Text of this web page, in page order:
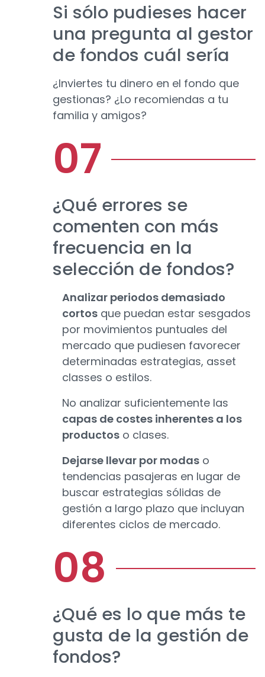
Si sólo pudieses hacer
una pregunta al gestor
de fondos cuál sería
¿Inviertes tu dinero en el fondo que
gestionas? ¿Lo recomiendas a tu
familia y amigos?
¿Qué errores se
comenten con más
frecuencia en la
selección de fondos?
Analizar periodos demasiado
cortos que puedan estar sesgados
por movimientos puntuales del
mercado que pudiesen favorecer
determinadas estrategias, asset
classes o estilos.
No analizar suficientemente las
capas de costes inherentes a los
productos o clases.
Dejarse llevar por modas o
tendencias pasajeras en lugar de
buscar estrategias sólidas de
gestión a largo plazo que incluyan
diferentes ciclos de mercado.
¿Qué es lo que más te
gusta de la gestión de
fondos?